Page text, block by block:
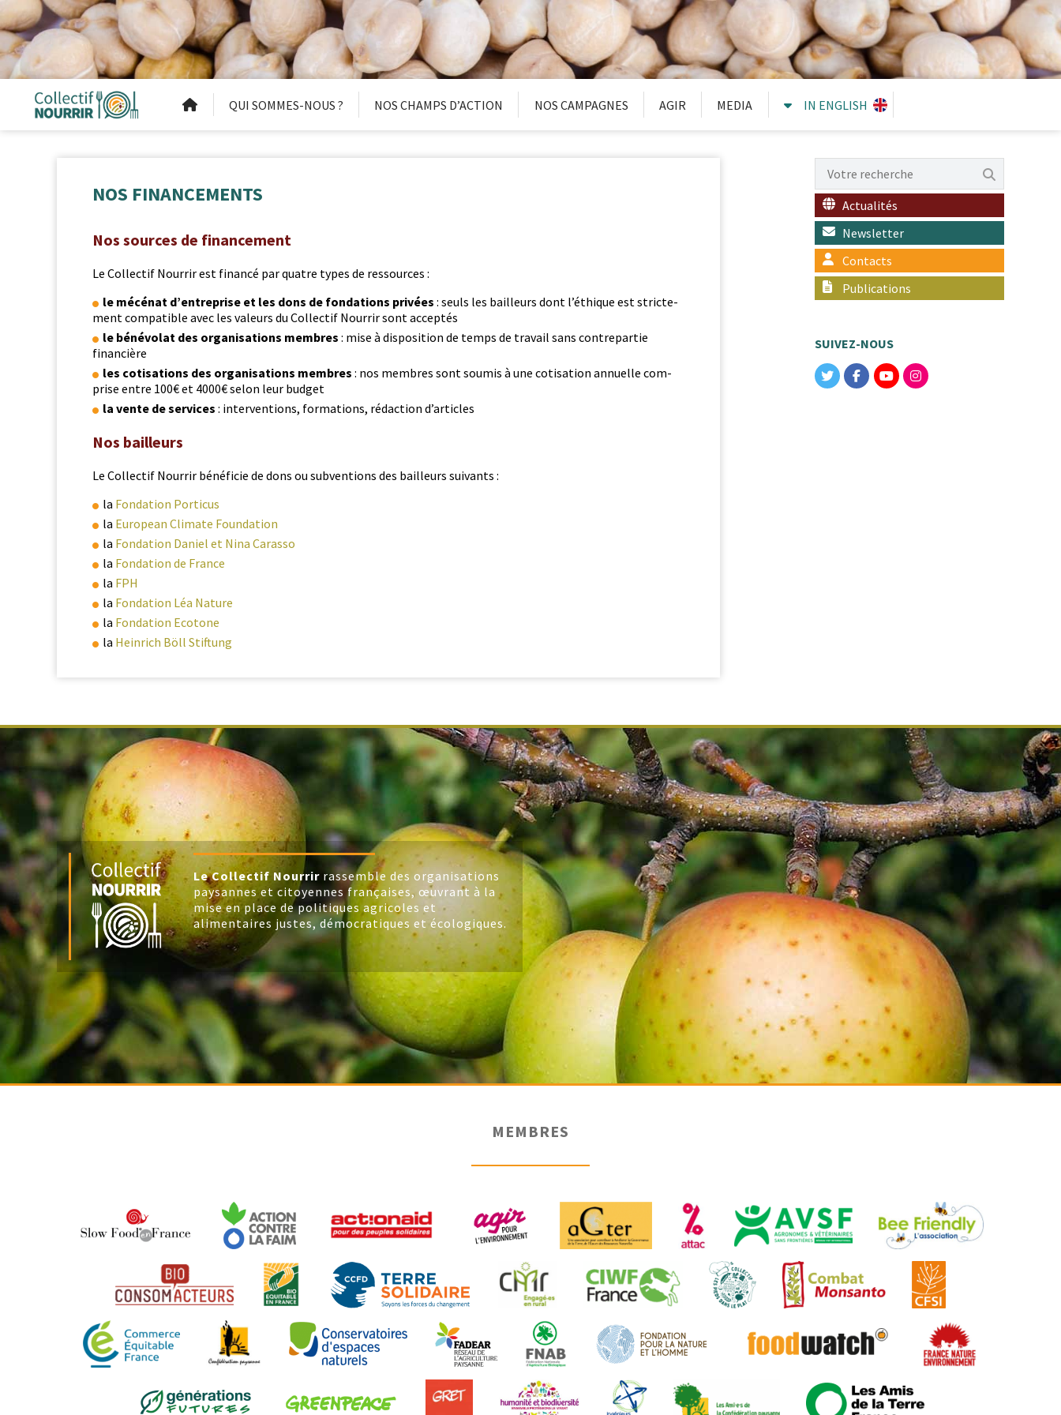
QUI SOMMES-NOUS ? NOS CHAMPS D’ACTION NOS CAMPAGNES AGIR MEDIA IN ENGLISH
NOS FINANCEMENTS
Nos sources de financement
Le Col­lec­tif Nour­rir est financé par qua­tre types de ressources :
le mécé­nat d’en­tre­prise et les dons de fon­da­tions privées : seuls les bailleurs dont l’éthique est stricte­
ment com­pat­i­ble avec les valeurs du Col­lec­tif Nour­rir sont acceptés
le bénévolat des organ­i­sa­tions mem­bres : mise à dis­po­si­tion de temps de tra­vail sans con­trepar­tie
financière
les coti­sa­tions des organ­i­sa­tions mem­bres : nos mem­bres sont soumis à une coti­sa­tion annuelle com­
prise entre 100€ et 4000€ selon leur budget
la vente de ser­vices : inter­ven­tions, for­ma­tions, rédac­tion d’articles
Nos bailleurs
Le Col­lec­tif Nour­rir béné­fi­cie de dons ou sub­ven­tions des bailleurs suivants :
la Fon­da­tion Porticus
la Euro­pean Cli­mate Foundation
la Fon­da­tion Daniel et Nina Carasso
la Fon­da­tion de France
la FPH
la Fon­da­tion Léa Nature
la Fon­da­tion Ecotone
la Hein­rich Böll Stiftung
Actualités
Newsletter
Contacts
Publications
SUIVEZ-NOUS
Le Collectif Nourrirrassemble des organisations
paysannes et citoyennes françaises, œuvrant à la
mise en place de politiques agricoles et
alimentaires justes, démocratiques et écologiques.
MEMBRES